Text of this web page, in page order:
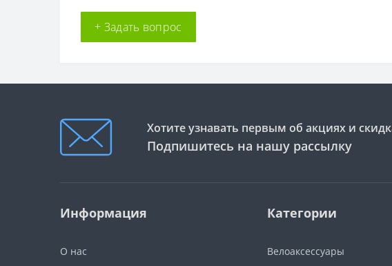
+ Задать вопрос
Хотите узнавать первым об акциях и
Подпишитесь на нашу рассылку
Информация
О нас
Категории
Велоаксессуары